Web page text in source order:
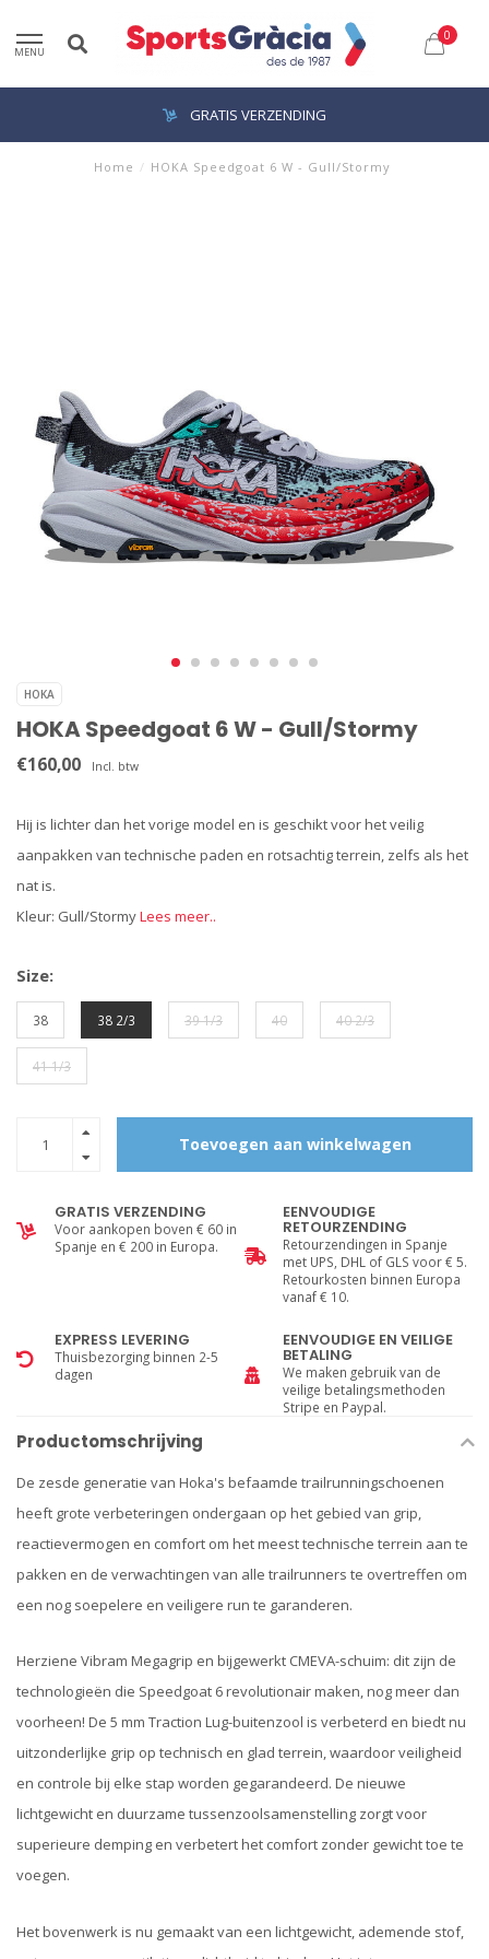
MENU
0
GRATIS VERZENDING
Home / HOKA Speedgoat 6 W - Gull/Stormy
HOKA
HOKA Speedgoat 6 W - Gull/Stormy
€160,00 Incl. btw
Hij is lichter dan het vorige model en is geschikt voor het veilig
aanpakken van technische paden en rotsachtig terrein, zelfs als het
nat is.
Kleur: Gull/StormyLees meer..
Size:
38 38 2/3 39 1/3 40 40 2/3
41 1/3
Toevoegen aan winkelwagen
GRATIS VERZENDING
Voor aankopen boven € 60 in
Spanje en € 200 in Europa.
EENVOUDIGE
RETOURZENDING
Retourzendingen in Spanje
met UPS, DHL of GLS voor € 5.
Retourkosten binnen Europa
vanaf € 10.
EXPRESS LEVERING
Thuisbezorging binnen 2-5
dagen
EENVOUDIGE EN VEILIGE
BETALING
We maken gebruik van de
veilige betalingsmethoden
Stripe en Paypal.
Productomschrijving
De zesde generatie van Hoka's befaamde trailrunningschoenen
heeft grote verbeteringen ondergaan op het gebied van grip,
reactievermogen en comfort om het meest technische terrein aan te
pakken en de verwachtingen van alle trailrunners te overtreffen om
een nog soepelere en veiligere run te garanderen.
Herziene Vibram Megagrip en bijgewerkt CMEVA-schuim: dit zijn de
technologieën die Speedgoat 6 revolutionair maken, nog meer dan
voorheen! De 5 mm Traction Lug-buitenzool is verbeterd en biedt nu
uitzonderlijke grip op technisch en glad terrein, waardoor veiligheid
en controle bij elke stap worden gegarandeerd. De nieuwe
lichtgewicht en duurzame tussenzoolsamenstelling zorgt voor
superieure demping en verbetert het comfort zonder gewicht toe te
voegen.
Het bovenwerk is nu gemaakt van een lichtgewicht, ademende stof,